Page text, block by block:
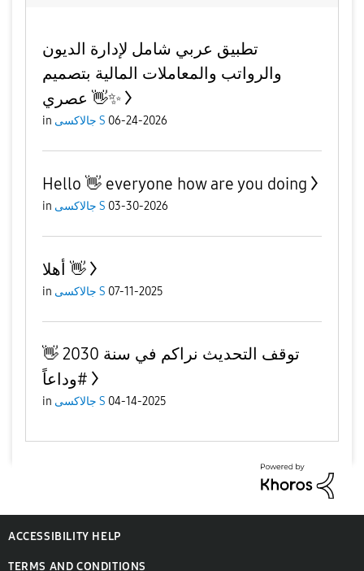
تطبيق عربي شامل لإدارة الديون
والرواتب والمعاملات المالية بتصميم
عصري 👋✨
in جالاكسى S 06-24-2026
Hello 👋 everyone how are you doing
in جالاكسى S 03-30-2026
أهلا 👋
in جالاكسى S 07-11-2025
توقف التحديث نراكم في سنة 2030 👋
#وداعاً
in جالاكسى S 04-14-2025
ACCESSIBILITY HELP
TERMS AND CONDITIONS